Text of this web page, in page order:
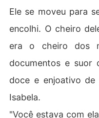
Ele se moveu para
encolhi. O cheiro
era o cheiro dos
documentos e suor
doce e enjoativo
Isabela.
"Você estava com